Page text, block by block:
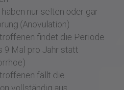
nur selten oder gar
(Anovulation)
findet die Periode
9 Mal pro Jahr statt
fällt die
vollständig aus